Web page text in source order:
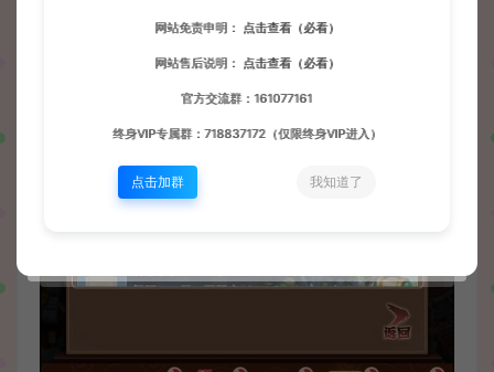
网站免责申明： 点击查看（必看）
网站售后说明： 点击查看（必看）
官方交流群：161077161
终身VIP专属群：718837172（仅限终身VIP进入）
点击加群 我知道了